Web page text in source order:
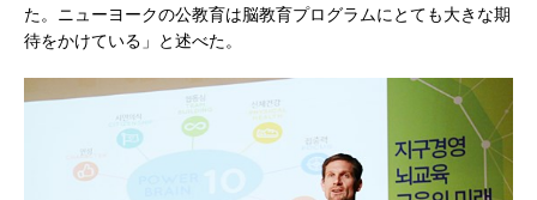
た。ニューヨークの公教育は脳教育プログラムにとても大きな期
待をかけている」と述べた。